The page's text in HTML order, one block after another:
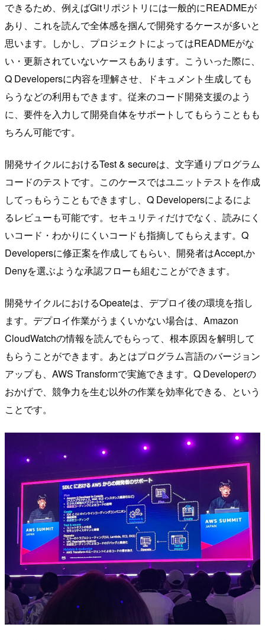
できるため、例えばGitリポジトリには一般的にREADMEが
あり、これを読んで全体感を掴んで開発するケースが多いと
思います。しかし、プロジェクトによってはREADMEがな
い・更新されていないケースもあります。こういった際に、
Q Developersに内容を理解させ、ドキュメント生成しても
らうなどの利用もできます。従来のコード開発支援のよう
に、要件を入力して開発自体をサポートしてもらうこともも
ちろん可能です。
開発サイクルにおけるTest & secureは、文字通りプログラム
コードのテストです。このケースではユニットテストを作成
してっもらうこともできますし、Q Developersによるによ
るレビューも可能です。セキュリティだけでなく、読みにく
いコード・わかりにくいコードも指摘してもらえます。Q
Developersに修正案を作成してもらい、開発者はAccept,か
Denyを選ぶような承認フローも組むことができます。
開発サイクルにおけるOpeateは、デプロイ後の環境を指し
ます。デプロイ作業がうまくいかない場合は、Amazon
CloudWatchの情報を読んでもらって、根本原因を解明して
もらうことができます。あとはプログラム言語のバージョン
アップも、AWS Transformで実施できます。Q Developerの
おかげで、競争力を生む以外の作業を効率化できる、という
ことです。